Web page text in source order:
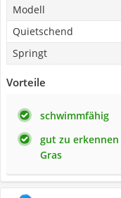
Modell
Quietschend
Springt
Vorteile
schwimmfähig
gut zu
Gras